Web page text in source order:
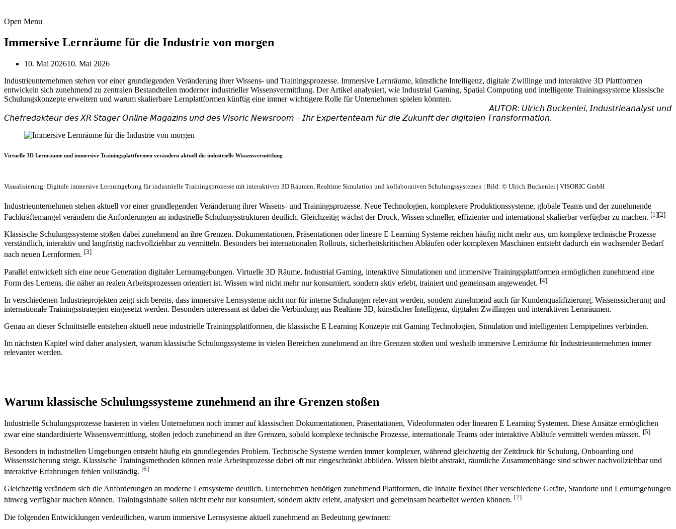
Open Menu
Immersive Lernräume für die Industrie von morgen
10. Mai 202610. Mai 2026
Industrieunternehmen stehen vor einer grundlegenden Veränderung ihrer Wissens- und Trainingsprozesse. Immersive Lernräume, künstliche Intelligenz, digitale Zwillinge und interaktive 3D Plattformen
entwickeln sich zunehmend zu zentralen Bestandteilen moderner industrieller Wissensvermittlung. Der Artikel analysiert, wie Industrial Gaming, Spatial Computing und intelligente Trainingssysteme klassische
Schulungskonzepte erweitern und warum skalierbare Lernplattformen künftig eine immer wichtigere Rolle für Unternehmen spielen könnten.
𝘈𝘜𝘛𝘖𝘙: 𝘜𝘭𝘳𝘪𝘤𝘩 𝘉𝘶𝘤𝘬𝘦𝘯𝘭𝘦𝘪, 𝘐𝘯𝘥𝘶𝘴𝘵𝘳𝘪𝘦𝘢𝘯𝘢𝘭𝘺𝘴𝘵 𝘶𝘯𝘥
𝘊𝘩𝘦𝘧𝘳𝘦𝘥𝘢𝘬𝘵𝘦𝘶𝘳 𝘥𝘦𝘴 𝘟𝘙 𝘚𝘵𝘢𝘨𝘦𝘳 𝘖𝘯𝘭𝘪𝘯𝘦 𝘔𝘢𝘨𝘢𝘻𝘪𝘯𝘴 𝘶𝘯𝘥 𝘥𝘦𝘴 𝘝𝘪𝘴𝘰𝘳𝘪𝘤 𝘕𝘦𝘸𝘴𝘳𝘰𝘰𝘮 – 𝘐𝘩𝘳 𝘌𝘹𝘱𝘦𝘳𝘵𝘦𝘯𝘵𝘦𝘢𝘮 𝘧ü𝘳 𝘥𝘪𝘦 𝘡𝘶𝘬𝘶𝘯𝘧𝘵 𝘥𝘦𝘳 𝘥𝘪𝘨𝘪𝘵𝘢𝘭𝘦𝘯 𝘛𝘳𝘢𝘯𝘴𝘧𝘰𝘳𝘮𝘢𝘵𝘪𝘰𝘯.
Virtuelle 3D Lernräume und immersive Trainingsplattformen verändern aktuell die industrielle Wissensvermittlung
Visualisierung: Digitale immersive Lernumgebung für industrielle Trainingsprozesse mit interaktiven 3D Räumen, Realtime Simulation und kollaborativen Schulungssystemen | Bild: © Ulrich Buckenlei | VISORIC GmbH
Industrieunternehmen stehen aktuell vor einer grundlegenden Veränderung ihrer Wissens- und Trainingsprozesse. Neue Technologien, komplexere Produktionssysteme, globale Teams und der zunehmende
Fachkräftemangel verändern die Anforderungen an industrielle Schulungsstrukturen deutlich. Gleichzeitig wächst der Druck, Wissen schneller, effizienter und international skalierbar verfügbar zu machen. [1][2]
Klassische Schulungssysteme stoßen dabei zunehmend an ihre Grenzen. Dokumentationen, Präsentationen oder lineare E Learning Systeme reichen häufig nicht mehr aus, um komplexe technische Prozesse
verständlich, interaktiv und langfristig nachvollziehbar zu vermitteln. Besonders bei internationalen Rollouts, sicherheitskritischen Abläufen oder komplexen Maschinen entsteht dadurch ein wachsender Bedarf
nach neuen Lernformen. [3]
Parallel entwickelt sich eine neue Generation digitaler Lernumgebungen. Virtuelle 3D Räume, Industrial Gaming, interaktive Simulationen und immersive Trainingsplattformen ermöglichen zunehmend eine
Form des Lernens, die näher an realen Arbeitsprozessen orientiert ist. Wissen wird nicht mehr nur konsumiert, sondern aktiv erlebt, trainiert und gemeinsam angewendet. [4]
In verschiedenen Industrieprojekten zeigt sich bereits, dass immersive Lernsysteme nicht nur für interne Schulungen relevant werden, sondern zunehmend auch für Kundenqualifizierung, Wissenssicherung und
internationale Trainingsstrategien eingesetzt werden. Besonders interessant ist dabei die Verbindung aus Realtime 3D, künstlicher Intelligenz, digitalen Zwillingen und interaktiven Lernräumen.
Genau an dieser Schnittstelle entstehen aktuell neue industrielle Trainingsplattformen, die klassische E Learning Konzepte mit Gaming Technologien, Simulation und intelligenten Lernpipelines verbinden.
Im nächsten Kapitel wird daher analysiert, warum klassische Schulungssysteme in vielen Bereichen zunehmend an ihre Grenzen stoßen und weshalb immersive Lernräume für Industrieunternehmen immer
relevanter werden.
Warum klassische Schulungssysteme zunehmend an ihre Grenzen stoßen
Industrielle Schulungsprozesse basieren in vielen Unternehmen noch immer auf klassischen Dokumentationen, Präsentationen, Videoformaten oder linearen E Learning Systemen. Diese Ansätze ermöglichen
zwar eine standardisierte Wissensvermittlung, stoßen jedoch zunehmend an ihre Grenzen, sobald komplexe technische Prozesse, internationale Teams oder interaktive Abläufe vermittelt werden müssen. [5]
Besonders in industriellen Umgebungen entsteht häufig ein grundlegendes Problem. Technische Systeme werden immer komplexer, während gleichzeitig der Zeitdruck für Schulung, Onboarding und
Wissenssicherung steigt. Klassische Trainingsmethoden können reale Arbeitsprozesse dabei oft nur eingeschränkt abbilden. Wissen bleibt abstrakt, räumliche Zusammenhänge sind schwer nachvollziehbar und
interaktive Erfahrungen fehlen vollständig. [6]
Gleichzeitig verändern sich die Anforderungen an moderne Lernsysteme deutlich. Unternehmen benötigen zunehmend Plattformen, die Inhalte flexibel über verschiedene Geräte, Standorte und Lernumgebungen
hinweg verfügbar machen können. Trainingsinhalte sollen nicht mehr nur konsumiert, sondern aktiv erlebt, analysiert und gemeinsam bearbeitet werden können. [7]
Die folgenden Entwicklungen verdeutlichen, warum immersive Lernsysteme aktuell zunehmend an Bedeutung gewinnen: